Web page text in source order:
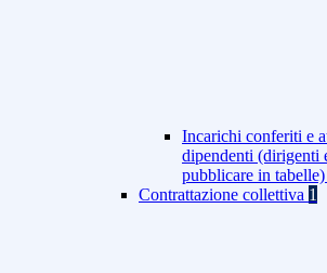
Incarichi conferiti e
dipendenti (dirigenti
pubblicare in tabelle)
Contrattazione collettiva 1